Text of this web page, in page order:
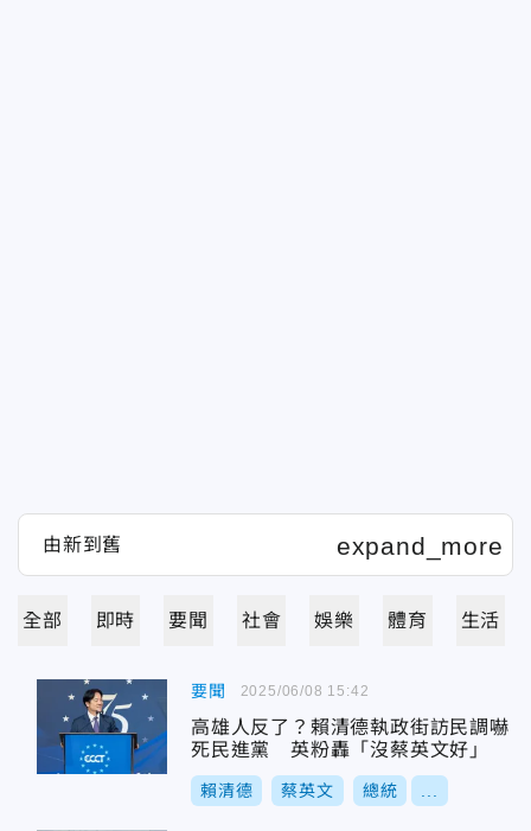
全部 即時 要聞 社會 娛樂 體育 生活
要聞
高雄人反了？賴清德執政街訪民調嚇
死民進黨 英粉轟「沒蔡英文好」
賴清德 蔡英文 總統
2025/06/08 15:42